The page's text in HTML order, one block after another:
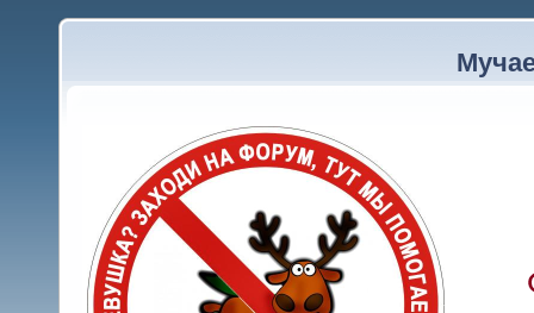
: Полный
основа​тель ресурса.
вознесением молитв,
ритуалов, вплоть до
процесс где-то